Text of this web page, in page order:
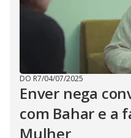
DO R7/04/07/2025
Enver nega
com Bahar e a
Mulher